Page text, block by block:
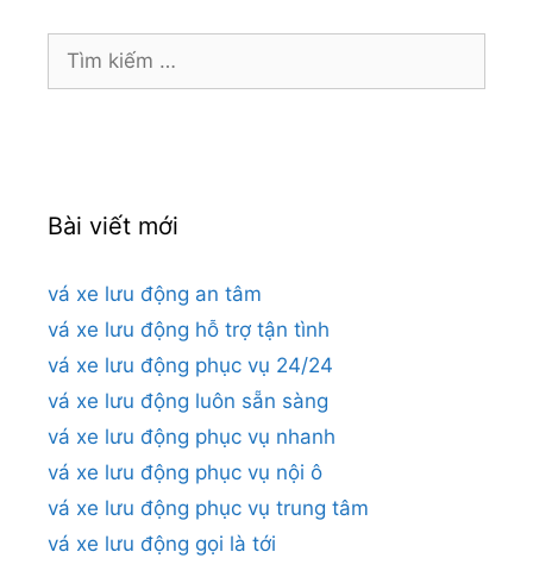
Tìm
Bài viết mới
vá xe lưu động an tâm
vá xe lưu động hỗ trợ tận tình
vá xe lưu động phục vụ 24/24
vá xe lưu động luôn sẵn sàng
vá xe lưu động phục vụ nhanh
vá xe lưu động phục vụ nội ô
vá xe lưu động phục vụ trung tâm
vá xe lưu động gọi là tới